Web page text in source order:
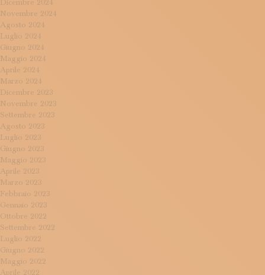
Dicembre 2024
Novembre 2024
Agosto 2024
Luglio 2024
Giugno 2024
Maggio 2024
Aprile 2024
Marzo 2024
Dicembre 2023
Novembre 2023
Settembre 2023
Agosto 2023
Luglio 2023
Giugno 2023
Maggio 2023
Aprile 2023
Marzo 2023
Febbraio 2023
Gennaio 2023
Ottobre 2022
Settembre 2022
Luglio 2022
Giugno 2022
Maggio 2022
Aprile 2022